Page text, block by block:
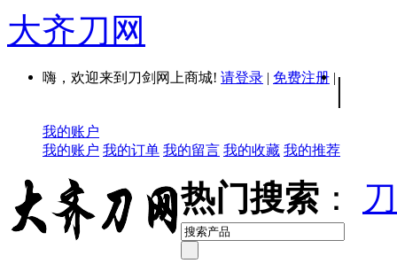
大齐刀网
嗨，欢迎来到刀剑网上商城! 请登录 | 免费注册 | |
我的账户
我的账户 我的订单 我的留言 我的收藏 我的推荐
热门搜索 ：